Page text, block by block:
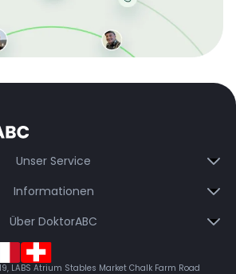
erhalten schnelle Lieferung und
Unser Service
Informationen
Über DoktorABC
LABS Atrium Stables Market Chalk Farm Road